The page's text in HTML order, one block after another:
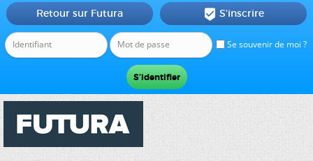
Se souvenir de moi ?
Retour sur Futura  S'inscrire